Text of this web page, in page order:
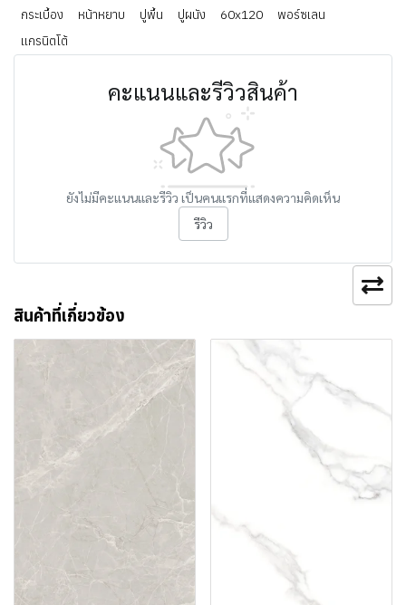
กระเบื้อง หน้าหยาบ ปูพื้น ปูผนัง 60x120
พอร์ซเลน
แกรนิตโต้
คะแนนและรีวิวสินค้า
ยังไม่มีคะแนนและรีวิว เป็นคนแรกที่แสดงความคิดเห็น
รีวิว
สินค้าที่เกี่ยวข้อง